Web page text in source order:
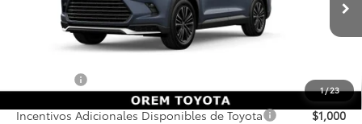
1/23
En tránsito 10 mi Int.
MSRP inicial:
$63,301
$63,800
Incentivos Adicionales Disponibles de Toyota $1,000